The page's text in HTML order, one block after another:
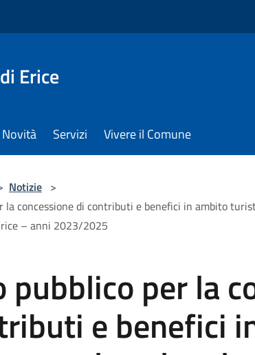
Erice
Novità Servizi Vivere il Comune
Notizie >
la concessione di contributi e benefici in ambito
– anni 2023/2025
pubblico per la
e benefici